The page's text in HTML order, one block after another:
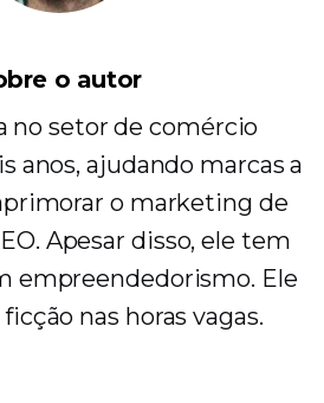
o autor
no setor de comércio
anos, ajudando marcas a
o marketing de
Apesar disso, ele tem
empreendedorismo. Ele
nas horas vagas.